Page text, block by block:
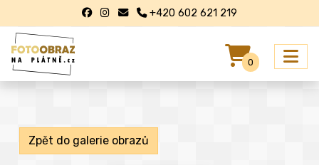
+420 602 621 219
0
Zpět do galerie obrazů